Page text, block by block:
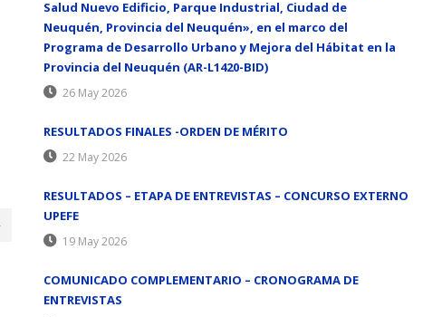
Salud Nuevo Edificio, Parque Industrial, Ciudad de
Neuquén, Provincia del Neuquén», en el marco del
Programa de Desarrollo Urbano y Mejora del Hábitat en la
Provincia del Neuquén (AR-L1420-BID)
26 May 2026
RESULTADOS FINALES -ORDEN DE MÉRITO
22 May 2026
RESULTADOS – ETAPA DE ENTREVISTAS – CONCURSO EXTERNO
UPEFE
19 May 2026
COMUNICADO COMPLEMENTARIO – CRONOGRAMA DE
ENTREVISTAS